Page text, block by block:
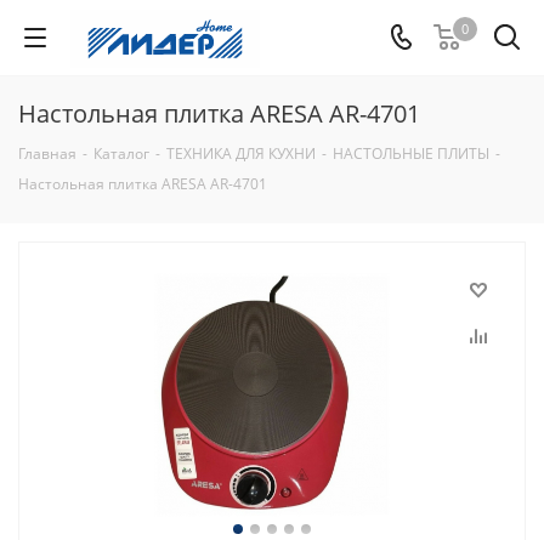
0
Настольная плитка ARESA AR-4701
Главная - Каталог - ТЕХНИКА ДЛЯ КУХНИ - НАСТОЛЬНЫЕ ПЛИТЫ -
Настольная плитка ARESA AR-4701